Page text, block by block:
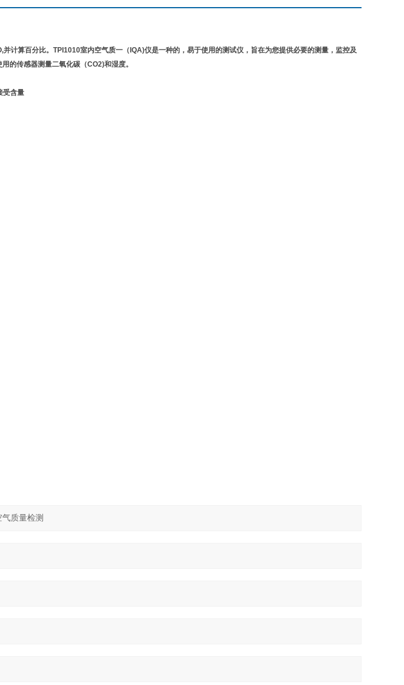
计算百分比。TPI1010室内空气质一（IQA)仪是一种的，易于使用的测试仪，旨在为您提供必要的测量，监控及
的传感器测量二氧化碳（CO2)和湿度。
受含量